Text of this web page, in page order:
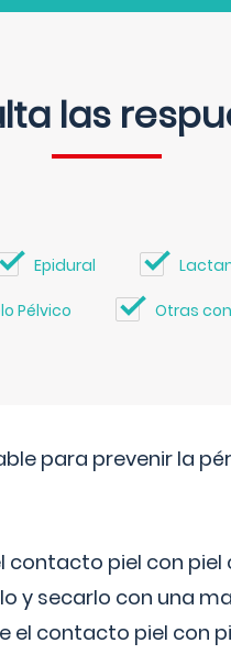
las
Epidural
Pélvico Otras
para prevenir la
contacto piel con
y secarlo con una
el contacto piel con